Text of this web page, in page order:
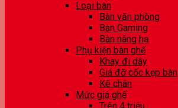
Loại bàn
Bàn văn phòng
Bàn Gaming
Bàn nâng hạ
Phụ kiện bàn ghế
Khay đi dây
Giá đỡ cốc kẹp bàn
Kê chân
Mức giá ghế